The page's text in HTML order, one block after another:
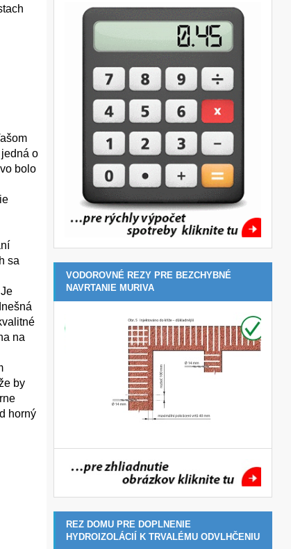
o
bolo
sa
na
by
horný
VODOROVNÉ REZY PRE BEZCHYBNÉ
NAVRTANIE MURIVA
REZ DOMU PRE DOPLNENIE
HYDROIZOLÁCIÍ K TRVALÉMU ODVLHČENIU